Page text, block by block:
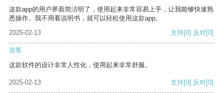
这款app的用户界面简洁明了，使用起来非常容易上手，让我能够快速熟
悉操作。我不用看说明书，就可以轻松使用这款app。
2025-02-13
支持[0] 反对[0]
游客
这款软件的设计非常人性化，使用起来非常舒服。
2025-02-13 支持[0] 反对[0]